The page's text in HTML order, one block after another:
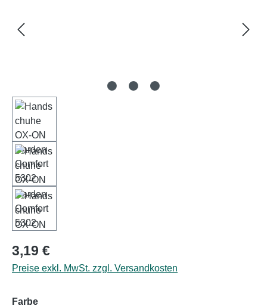
Regulärer Preis:
3,19 €
Preise exkl. MwSt. zzgl. Versandkosten
Farbeauswählen